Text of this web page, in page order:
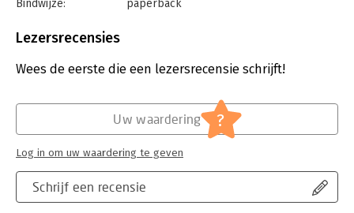
Bindwijze:
paperback
Uitgever:
Verschijningsdatum:
6-4-2016
Mens en maatschappij
Lezersrecensies
Wees de eerste die een lezersrecensie schrijft!
Schrijf een recensie
Uw waardering ?
Log in om uw waardering te geven